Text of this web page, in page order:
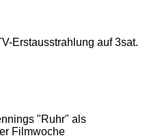
Erstausstrahlung auf 3sat.
"Ruhr" als
Filmwoche